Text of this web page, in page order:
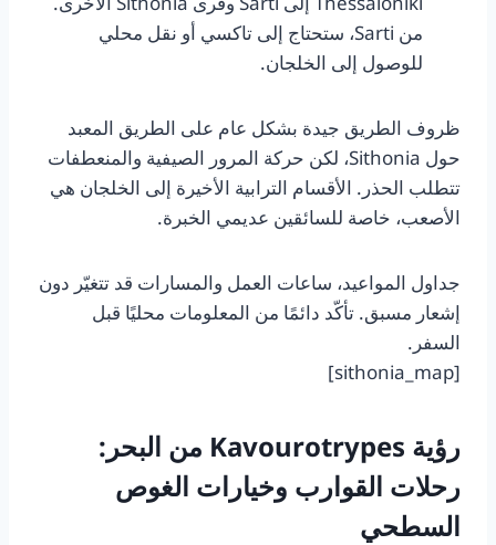
من Sarti، ستحتاج إلى تاكسي أو نقل محلي
للوصول إلى الخلجان.
ظروف الطريق جيدة بشكل عام على الطريق المعبد
حول Sithonia، لكن حركة المرور الصيفية والمنعطفات
تتطلب الحذر. الأقسام الترابية الأخيرة إلى الخلجان هي
الأصعب، خاصة للسائقين عديمي الخبرة.
جداول المواعيد، ساعات العمل والمسارات قد تتغيّر دون
إشعار مسبق. تأكّد دائمًا من المعلومات محليًا قبل
السفر.
[sithonia_map]
رؤية Kavourotrypes من البحر:
رحلات القوارب وخيارات الغوص
السطحي